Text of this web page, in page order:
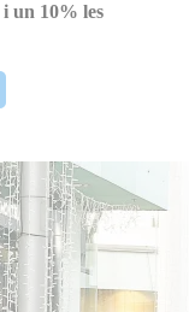
un 10% les